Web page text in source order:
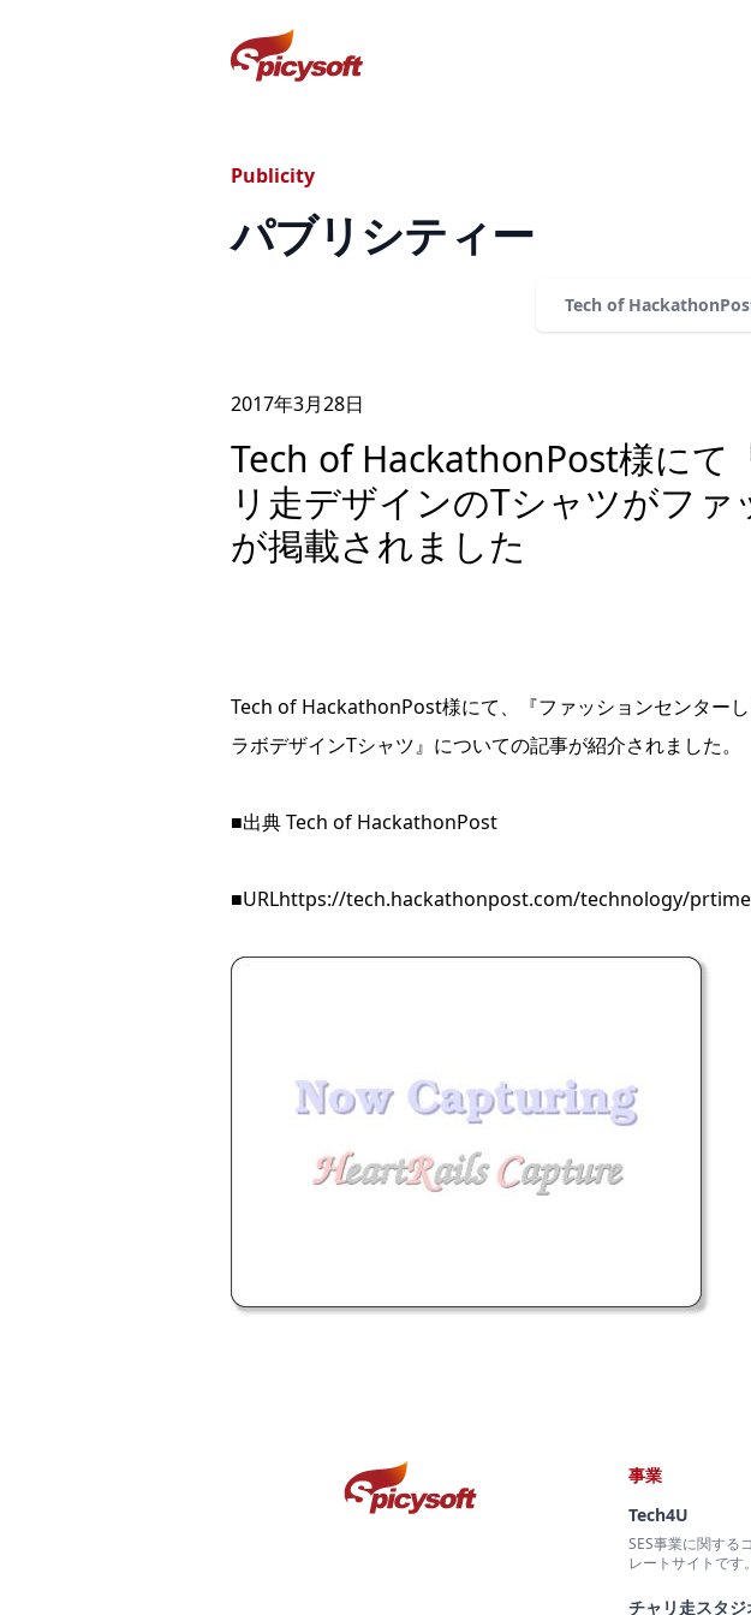
スパイシーソフト株式会社
Publicity
パブリシティー
Tech of
2017年3月28日
Tech of HackathonPost様にて
リ走デザインのTシャツがファ
が掲載されました
Tech of HackathonPost様にて、『ファッションセンター
ラボデザインTシャツ』についての記事が紹介されました。
■出典 Tech of HackathonPost
■URLhttps://tech.hackathonpost.com/technology/
事業
Tech4U
SES事業に関する
レートサイトです。
チャリ走スタジ